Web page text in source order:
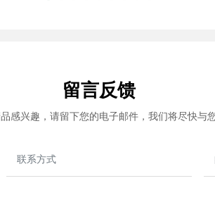
留言反馈
感兴趣，请留下您的电子邮件，我们将尽快与